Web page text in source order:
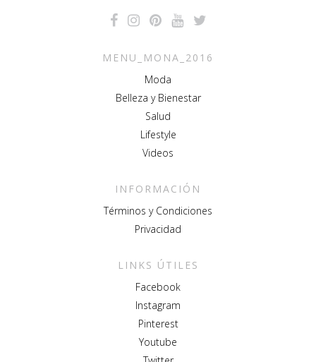
MENU_MONA_2016
Moda
Belleza y Bienestar
Salud
Lifestyle
Videos
INFORMACIÓN
Términos y Condiciones
Privacidad
LINKS ÚTILES
Facebook
Instagram
Pinterest
Youtube